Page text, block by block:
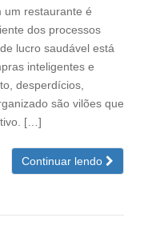
um restaurante é
dos processos
lucro saudável está
inteligentes e
desperdícios,
são vilões que
[…]
Continuar lendo